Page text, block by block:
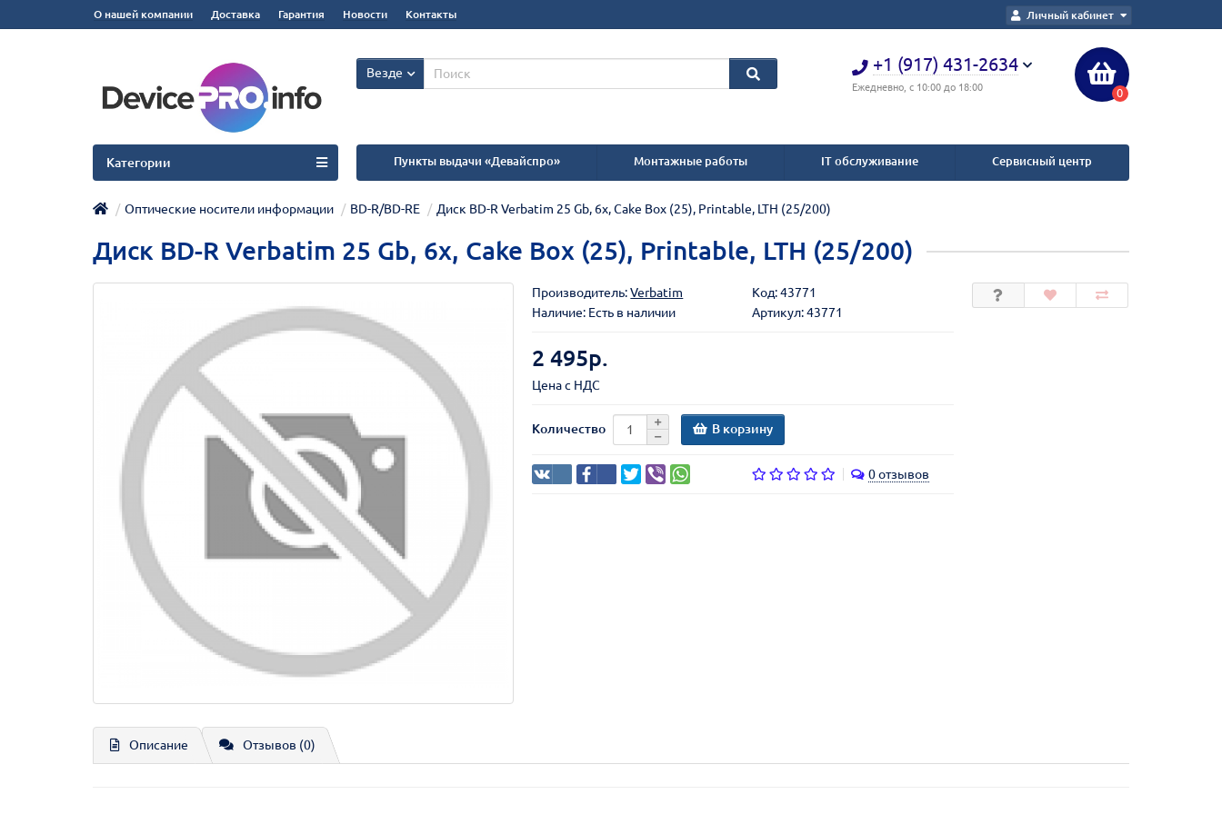
Личный кабинет
О нашей компании Доставка Гарантия Новости Контакты
+1 (917) 431-2634
Ежедневно, с 10:00 до 18:00 0
Везде
Пункты выдачи «Девайспро» Монтажные работы IT обслуживание Сервисный центр
Категории
Оптические носители информации BD-R/BD-RE Диск BD-R Verbatim 25 Gb, 6x, Cake Box (25), Printable, LTH (25/200)
Диск BD-R Verbatim 25 Gb, 6x, Cake Box (25), Printable, LTH (25/200)
Производитель:Verbatim Код:43771
Наличие: Есть в наличии
Артикул: 43771
2 495р.
Цена с НДС
Количество В корзину
0 отзывов
Описание Отзывов (0)